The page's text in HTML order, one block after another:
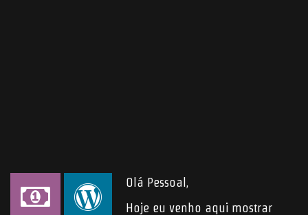
Olá Pessoal,
Hoje eu venho aqui mostrar
© 2006 - 2026 CHR Designer
forces and
WordPresshosted by Hostinger.